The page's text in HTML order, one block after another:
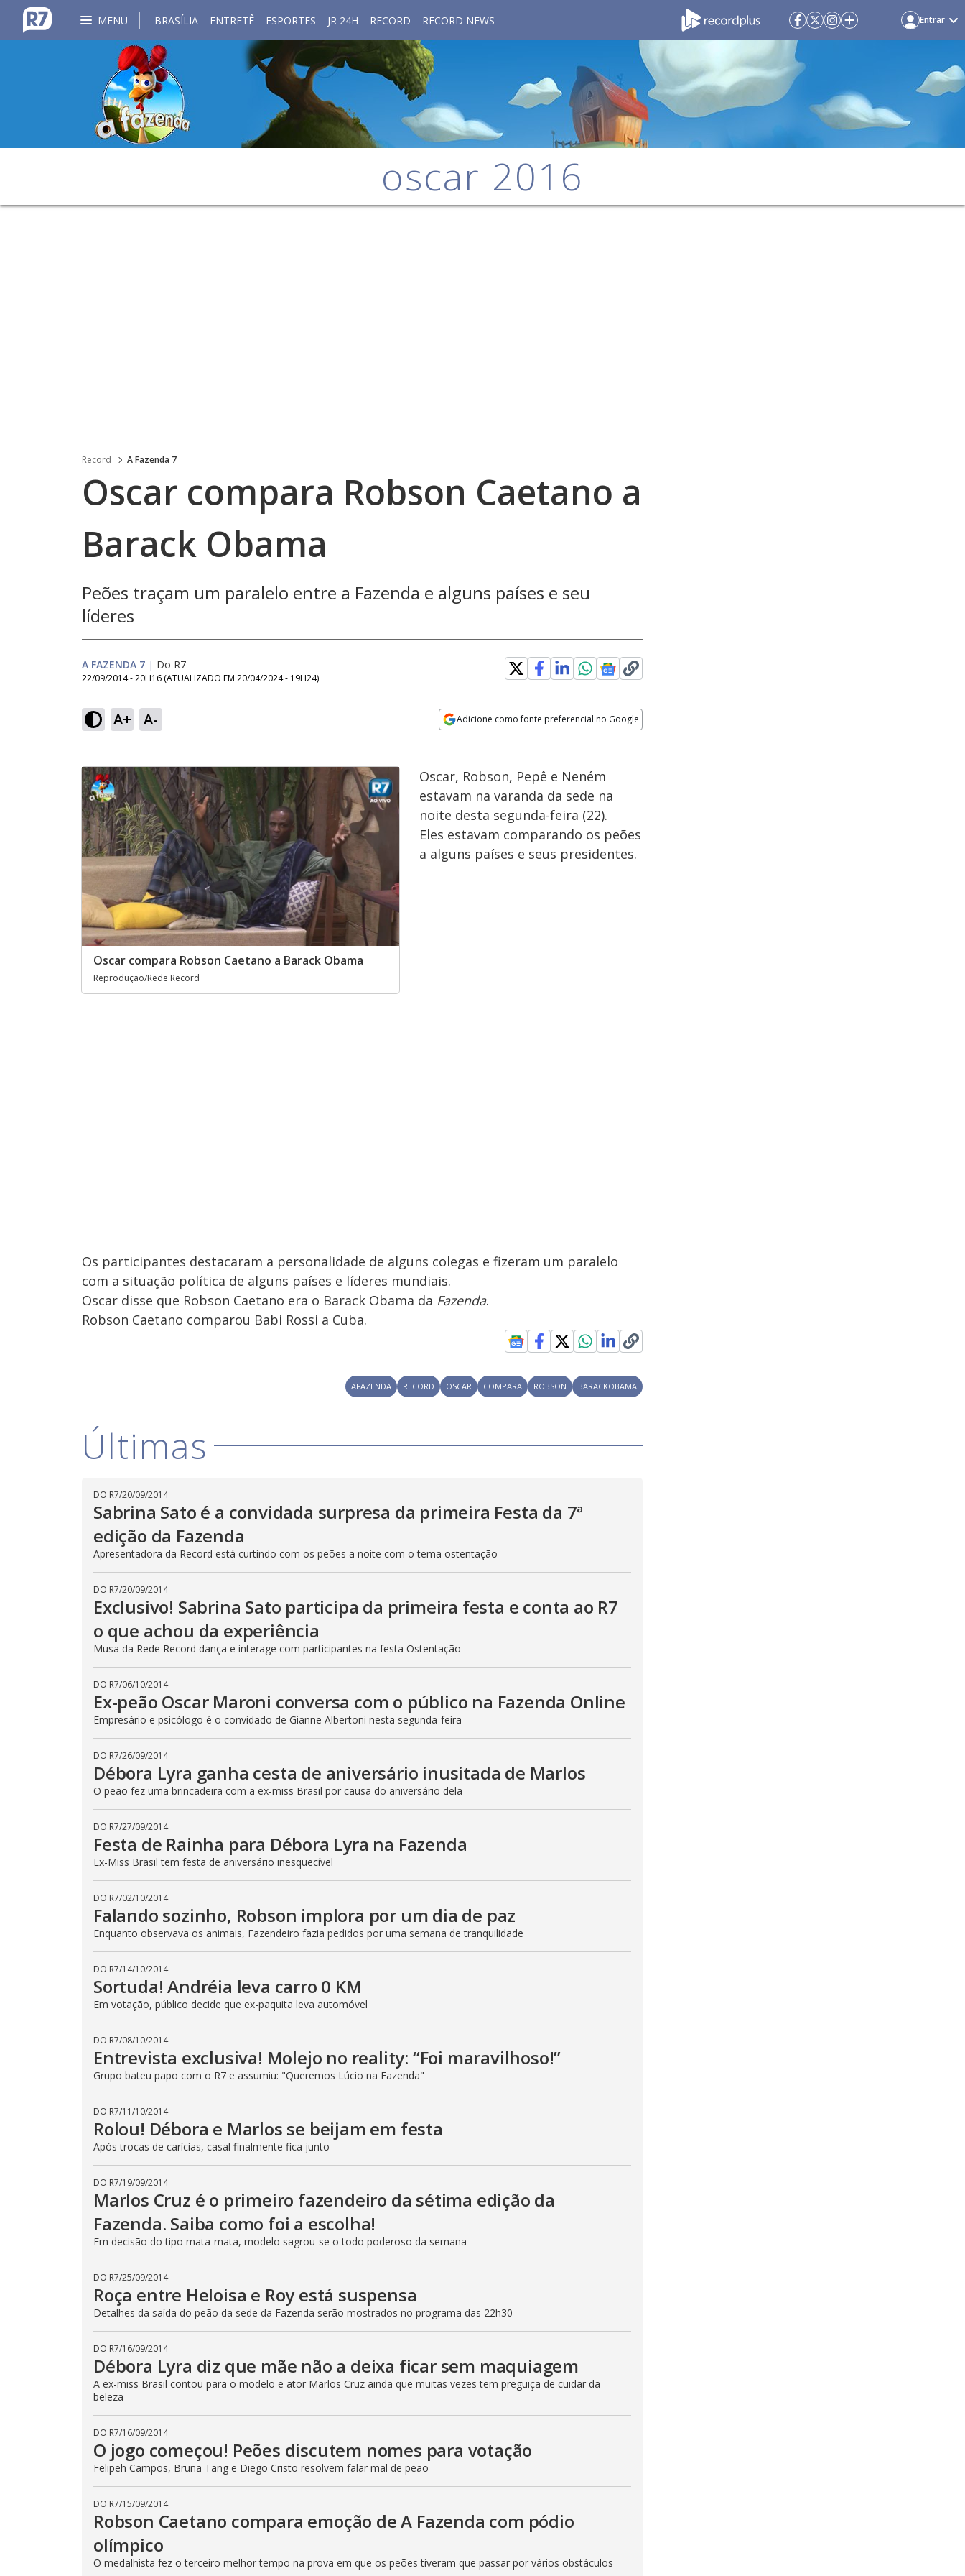
MENU BRASÍLIA ENTRETÊ ESPORTES JR 24H RECORD RECORD NEWS Entrar
oscar 2016
Record A Fazenda 7
Oscar compara Robson Caetano a
Barack Obama
Peões traçam um paralelo entre a Fazenda e alguns países e seu
líderes
A FAZENDA 7 | Do R7
22/09/2014 - 20H16 (ATUALIZADO EM 20/04/2024 - 19H24)
A+ A- Adicione como fonte preferencial no Google
Oscar compara Robson Caetano a Barack Obama
Reprodução/Rede Record
Oscar, Robson, Pepê e Neném
estavam na varanda da sede na
noite desta segunda-feira (22).
Eles estavam comparando os peões
a alguns países e seus presidentes.
Os participantes destacaram a personalidade de alguns colegas e fizeram um paralelo
com a situação política de alguns países e líderes mundiais.
Oscar disse que Robson Caetano era o Barack Obama da Fazenda.
Robson Caetano comparou Babi Rossi a Cuba.
AFAZENDA RECORD OSCAR COMPARA ROBSON BARACKOBAMA
Últimas
DO R7/20/09/2014
Sabrina Sato é a convidada surpresa da primeira Festa da 7ª
edição da Fazenda
Apresentadora da Record está curtindo com os peões a noite com o tema ostentação
DO R7/20/09/2014
Exclusivo! Sabrina Sato participa da primeira festa e conta ao R7
o que achou da experiência
Musa da Rede Record dança e interage com participantes na festa Ostentação
DO R7/06/10/2014
Ex-peão Oscar Maroni conversa com o público na Fazenda Online
Empresário e psicólogo é o convidado de Gianne Albertoni nesta segunda-feira
DO R7/26/09/2014
Débora Lyra ganha cesta de aniversário inusitada de Marlos
O peão fez uma brincadeira com a ex-miss Brasil por causa do aniversário dela
DO R7/27/09/2014
Festa de Rainha para Débora Lyra na Fazenda
Ex-Miss Brasil tem festa de aniversário inesquecível
DO R7/02/10/2014
Falando sozinho, Robson implora por um dia de paz
Enquanto observava os animais, Fazendeiro fazia pedidos por uma semana de tranquilidade
DO R7/14/10/2014
Sortuda! Andréia leva carro 0 KM
Em votação, público decide que ex-paquita leva automóvel
DO R7/08/10/2014
Entrevista exclusiva! Molejo no reality: “Foi maravilhoso!”
Grupo bateu papo com o R7 e assumiu: "Queremos Lúcio na Fazenda"
DO R7/11/10/2014
Rolou! Débora e Marlos se beijam em festa
Após trocas de carícias, casal finalmente fica junto
DO R7/19/09/2014
Marlos Cruz é o primeiro fazendeiro da sétima edição da
Fazenda. Saiba como foi a escolha!
Em decisão do tipo mata-mata, modelo sagrou-se o todo poderoso da semana
DO R7/25/09/2014
Roça entre Heloisa e Roy está suspensa
Detalhes da saída do peão da sede da Fazenda serão mostrados no programa das 22h30
DO R7/16/09/2014
Débora Lyra diz que mãe não a deixa ficar sem maquiagem
A ex-miss Brasil contou para o modelo e ator Marlos Cruz ainda que muitas vezes tem preguiça de cuidar da
beleza
DO R7/16/09/2014
O jogo começou! Peões discutem nomes para votação
Felipeh Campos, Bruna Tang e Diego Cristo resolvem falar mal de peão
DO R7/15/09/2014
Robson Caetano compara emoção de A Fazenda com pódio
olímpico
O medalhista fez o terceiro melhor tempo na prova em que os peões tiveram que passar por vários obstáculos